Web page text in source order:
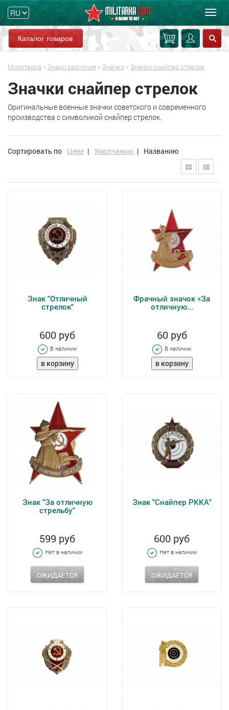
Каталог товаров
Милитарка » Знаки различия » Значки » Значки снайпер стрелок
Значки снайпер стрелок
Оригинальные военные значки советского и современного
производства с символикой снайпер стрелок.
Сортировать по Цене | Умолчанию | Названию
Знак "Отличный
стрелок"
600 руб
В наличии
Фрачный значок «За
отличную...
60 руб
В наличии
Знак "За отличную
стрельбу"
599 руб
Нет в наличии
ОЖИДАЕТСЯ
Знак "Снайпер РККА"
600 руб
Нет в наличии
ОЖИДАЕТСЯ